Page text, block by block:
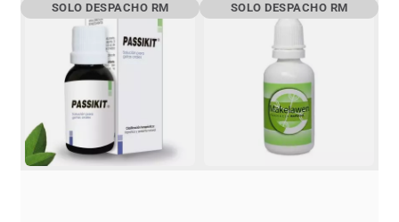
SOLO DESPACHO RM SOLO DESPACHO RM